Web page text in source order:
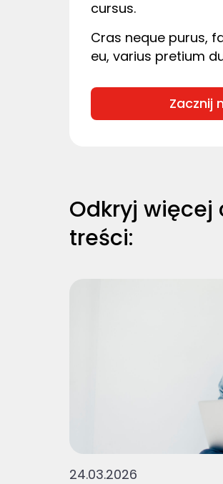
cursus.
Cras neque purus,
eu, varius pretium
Zacznij
Odkryj więcej
treści:
24.03.2026